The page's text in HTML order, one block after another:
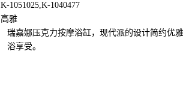
K-1051025,K-1040477
高雅
瑞嘉娜压克力按摩浴缸，现代派的设计简约优
浴享受。